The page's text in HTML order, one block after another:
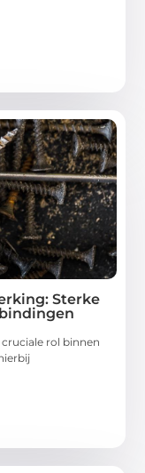
Sterke
rol binnen